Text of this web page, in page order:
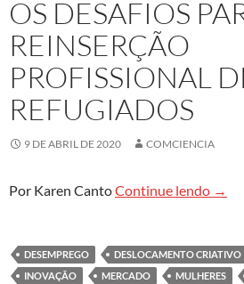
OS DESAFIOS
REINSERÇÃO
PROFISSIONAL
REFUGIADOS
9 DE ABRIL DE 2020 COMCIENCIA
Por Karen CantoContinue lendo Os
→
DESEMPREGO DESLOCAMENTO CRIATIVO
INOVAÇÃO
MERCADO MULHERES